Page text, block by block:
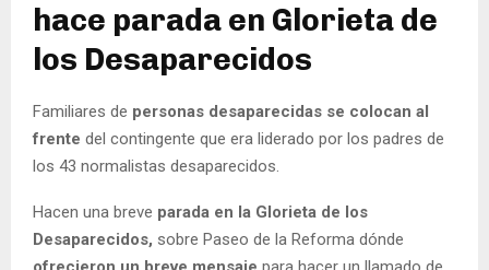
hace parada en Glorieta de
los Desaparecidos
Familiares de personas desaparecidas se colocan al
frente del contingente que era liderado por los padres de
los 43 normalistas desaparecidos.
Hacen una breve parada en la Glorieta de los
Desaparecidos, sobre Paseo de la Reforma dónde